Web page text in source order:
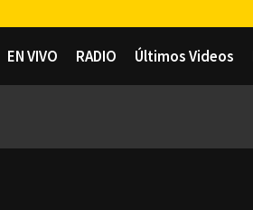
EN VIVO RADIO Últimos Videos